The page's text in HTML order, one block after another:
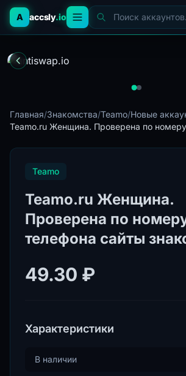
A accsly.io Поиск
Главная/Знакомства/Teamo/Новые
Teamo.ru Женщина. Проверена по
Teamo
Teamo.ru Женщина.
Проверена по
телефона сайты
49.30 ₽
Характеристики
В наличии